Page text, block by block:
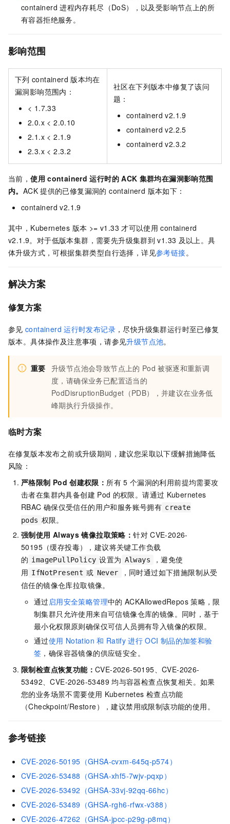
containerd 进程内存耗尽（DoS），以及受影响节点上的所
有容器拒绝服务。
影响范围
下列 containerd 版本均在
漏洞影响范围内：
< 1.7.33
2.0.x < 2.0.10
2.1.x < 2.1.9
2.3.x < 2.3.2
社区在下列版本中修复了该问
题：
containerd v2.1.9
containerd v2.2.5
containerd v2.3.2
当前，使用 containerd 运行时的 ACK 集群均在漏洞影响范围
内。 ACK 提供的已修复漏洞的 containerd 版本如下：
containerd v2.1.9
其中，Kubernetes 版本 >= v1.33 才可以使用 containerd
v2.1.9。对于低版本集群，需要先升级集群到 v1.33 及以上。具
体升级方式，可根据集群类型自行选择，详见参考链接。
解决方案
修复方案
参见 containerd 运行时发布记录 ，尽快升级集群运行时至已修复
版本。具体操作及注意事项，请参见升级节点池。
重要 升级节点池会导致节点上的 Pod 被驱逐和重新调
度，请确保业务已配置适当的
PodDisruptionBudget（PDB），并建议在业务低
峰期执行升级操作。
临时方案
在修复版本发布之前或升级期间，建议您采取以下缓解措施降低
风险：
严格限制 Pod 创建权限： 所有 5 个漏洞的利用前提均需要攻
击者在集群内具备创建 Pod 的权限。请通过 Kubernetes
RBAC 确保仅受信任的用户和服务账号拥有 create
pods 权限。
强制使用 Always 镜像拉取策略：针对 CVE-2026-
50195（缓存投毒），建议将关键工作负载
的 imagePullPolicy 设置为 Always
，避免使
用 IfNotPresent 或 Never
，同时通过如下措施限制从受
信任的镜像仓库拉取镜像。
通过 启用安全策略管理中的 ACKAllowedRepos 策略，限
制集群只允许使用来自可信镜像仓库的镜像。同时，基于
最小化权限原则确保仅可信人员拥有导入镜像的权限。
通过使用 Notation 和 Ratify 进行 OCI 制品的加签和验
签 ，确保容器镜像的供应链安全。
限制检查点恢复功能： CVE-2026-50195、CVE-2026-
53492、CVE-2026-53489 均与容器检查点恢复相关。如果
您的业务场景不需要使用 Kubernetes 检查点功能
（Checkpoint/Restore），建议禁用或限制该功能的使用。
参考链接
CVE-2026-50195（GHSA-cvxm-645q-p574）
CVE-2026-53488（GHSA-xhf5-7wjv-pqxp）
CVE-2026-53492（GHSA-33vj-92qq-66hc）
CVE-2026-53489（GHSA-rgh6-rfwx-v388）
CVE-2026-47262（GHSA-jpcc-p29g-p8mq）